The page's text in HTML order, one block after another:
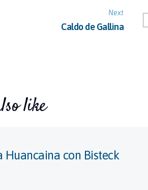
Next
Caldo de Gallina
like
Huancaina con Bisteck